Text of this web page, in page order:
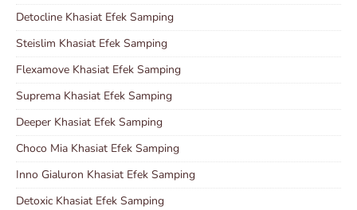
Detocline Khasiat Efek Samping
Steislim Khasiat Efek Samping
Flexamove Khasiat Efek Samping
Suprema Khasiat Efek Samping
Deeper Khasiat Efek Samping
Choco Mia Khasiat Efek Samping
Inno Gialuron Khasiat Efek Samping
Detoxic Khasiat Efek Samping